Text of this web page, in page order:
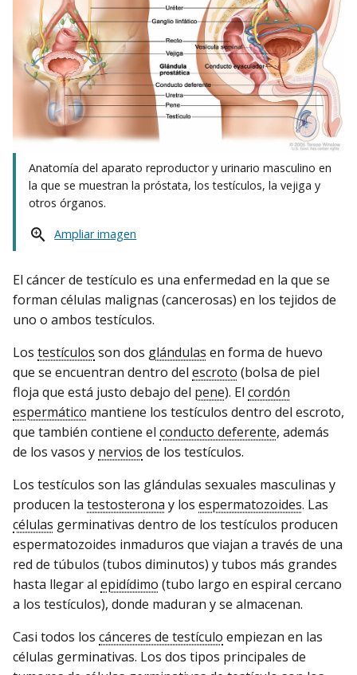
Anatomía del aparato reproductor y urinario masculino en
la que se muestran la próstata, los testículos, la vejiga y
otros órganos.
Ampliar imagen
El cáncer de testículo es una enfermedad en la que se
forman células malignas (cancerosas) en los tejidos de
uno o ambos testículos.
Los testículos son dos glándulas en forma de huevo
que se encuentran dentro del escroto (bolsa de piel
floja que está justo debajo del pene). El cordón
espermático mantiene los testículos dentro del escroto,
que también contiene el conducto deferente, además
de los vasos y nervios de los testículos.
Los testículos son las glándulas sexuales masculinas y
producen la testosterona y los espermatozoides. Las
células germinativas dentro de los testículos producen
espermatozoides inmaduros que viajan a través de una
red de túbulos (tubos diminutos) y tubos más grandes
hasta llegar al epidídimo (tubo largo en espiral cercano
a los testículos), donde maduran y se almacenan.
Casi todos los cánceres de testículo empiezan en las
células germinativas. Los dos tipos principales de